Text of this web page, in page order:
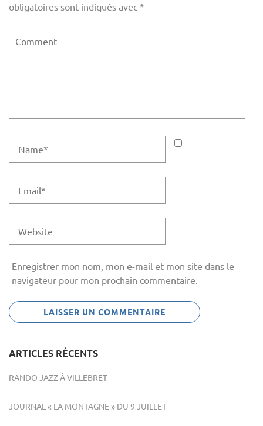
obligatoires sont indiqués avec *
Enregistrer mon nom, mon e-mail et mon site dans le
navigateur pour mon prochain commentaire.
ARTICLES RÉCENTS
RANDO JAZZ À VILLEBRET
JOURNAL « LA MONTAGNE » DU 9 JUILLET